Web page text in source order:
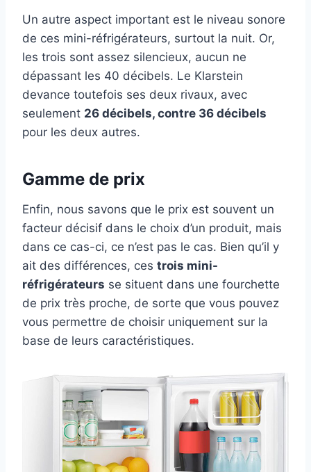
Un autre aspect important est le niveau sonore
de ces mini-réfrigérateurs, surtout la nuit. Or,
les trois sont assez silencieux, aucun ne
dépassant les 40 décibels. Le Klarstein
devance toutefois ses deux rivaux, avec
seulement 26 décibels, contre 36 décibels
pour les deux autres.
Gamme de prix
Enfin, nous savons que le prix est souvent un
facteur décisif dans le choix d’un produit, mais
dans ce cas-ci, ce n’est pas le cas. Bien qu’il y
ait des différences, ces trois mini-
réfrigérateurs se situent dans une fourchette
de prix très proche, de sorte que vous pouvez
vous permettre de choisir uniquement sur la
base de leurs caractéristiques.